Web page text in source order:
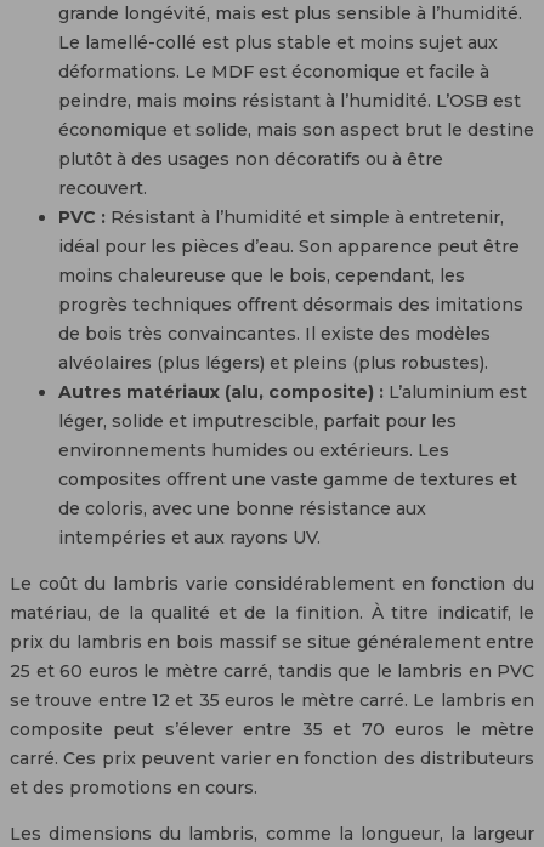
grande longévité, mais est plus sensible à l’humidité.
Le lamellé-collé est plus stable et moins sujet aux
déformations. Le MDF est économique et facile à
peindre, mais moins résistant à l’humidité. L’OSB est
économique et solide, mais son aspect brut le destine
plutôt à des usages non décoratifs ou à être
recouvert.
PVC : Résistant à l’humidité et simple à entretenir,
idéal pour les pièces d’eau. Son apparence peut être
moins chaleureuse que le bois, cependant, les
progrès techniques offrent désormais des imitations
de bois très convaincantes. Il existe des modèles
alvéolaires (plus légers) et pleins (plus robustes).
Autres matériaux (alu, composite) : L’aluminium est
léger, solide et imputrescible, parfait pour les
environnements humides ou extérieurs. Les
composites offrent une vaste gamme de textures et
de coloris, avec une bonne résistance aux
intempéries et aux rayons UV.
Le coût du lambris varie considérablement en fonction du
matériau, de la qualité et de la finition. À titre indicatif, le
prix du lambris en bois massif se situe généralement entre
25 et 60 euros le mètre carré, tandis que le lambris en PVC
se trouve entre 12 et 35 euros le mètre carré. Le lambris en
composite peut s’élever entre 35 et 70 euros le mètre
carré. Ces prix peuvent varier en fonction des distributeurs
et des promotions en cours.
Les dimensions du lambris, comme la longueur, la largeur